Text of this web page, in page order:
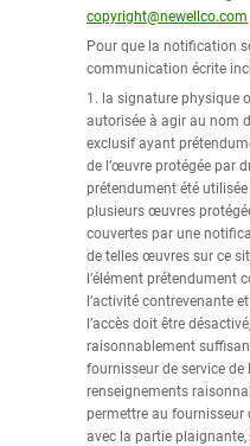
copyright@newellco.com
Pour que la notification
communication écrite
1. la signature physique
autorisée à agir au nom
exclusif ayant
de l’œuvre protégée par
prétendument été
plusieurs œuvres
couvertes par une
de telles œuvres sur ce
l’élément prétendument
l’activité contrevenante
l’accès doit être
raisonnablement
fournisseur de service de
renseignements
permettre au fournisseur
avec la partie